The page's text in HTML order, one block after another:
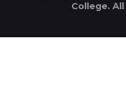
College.